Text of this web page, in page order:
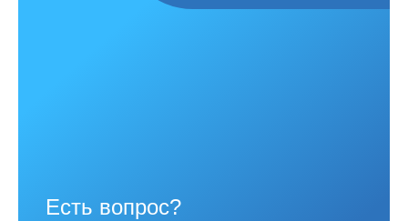
Есть вопрос?